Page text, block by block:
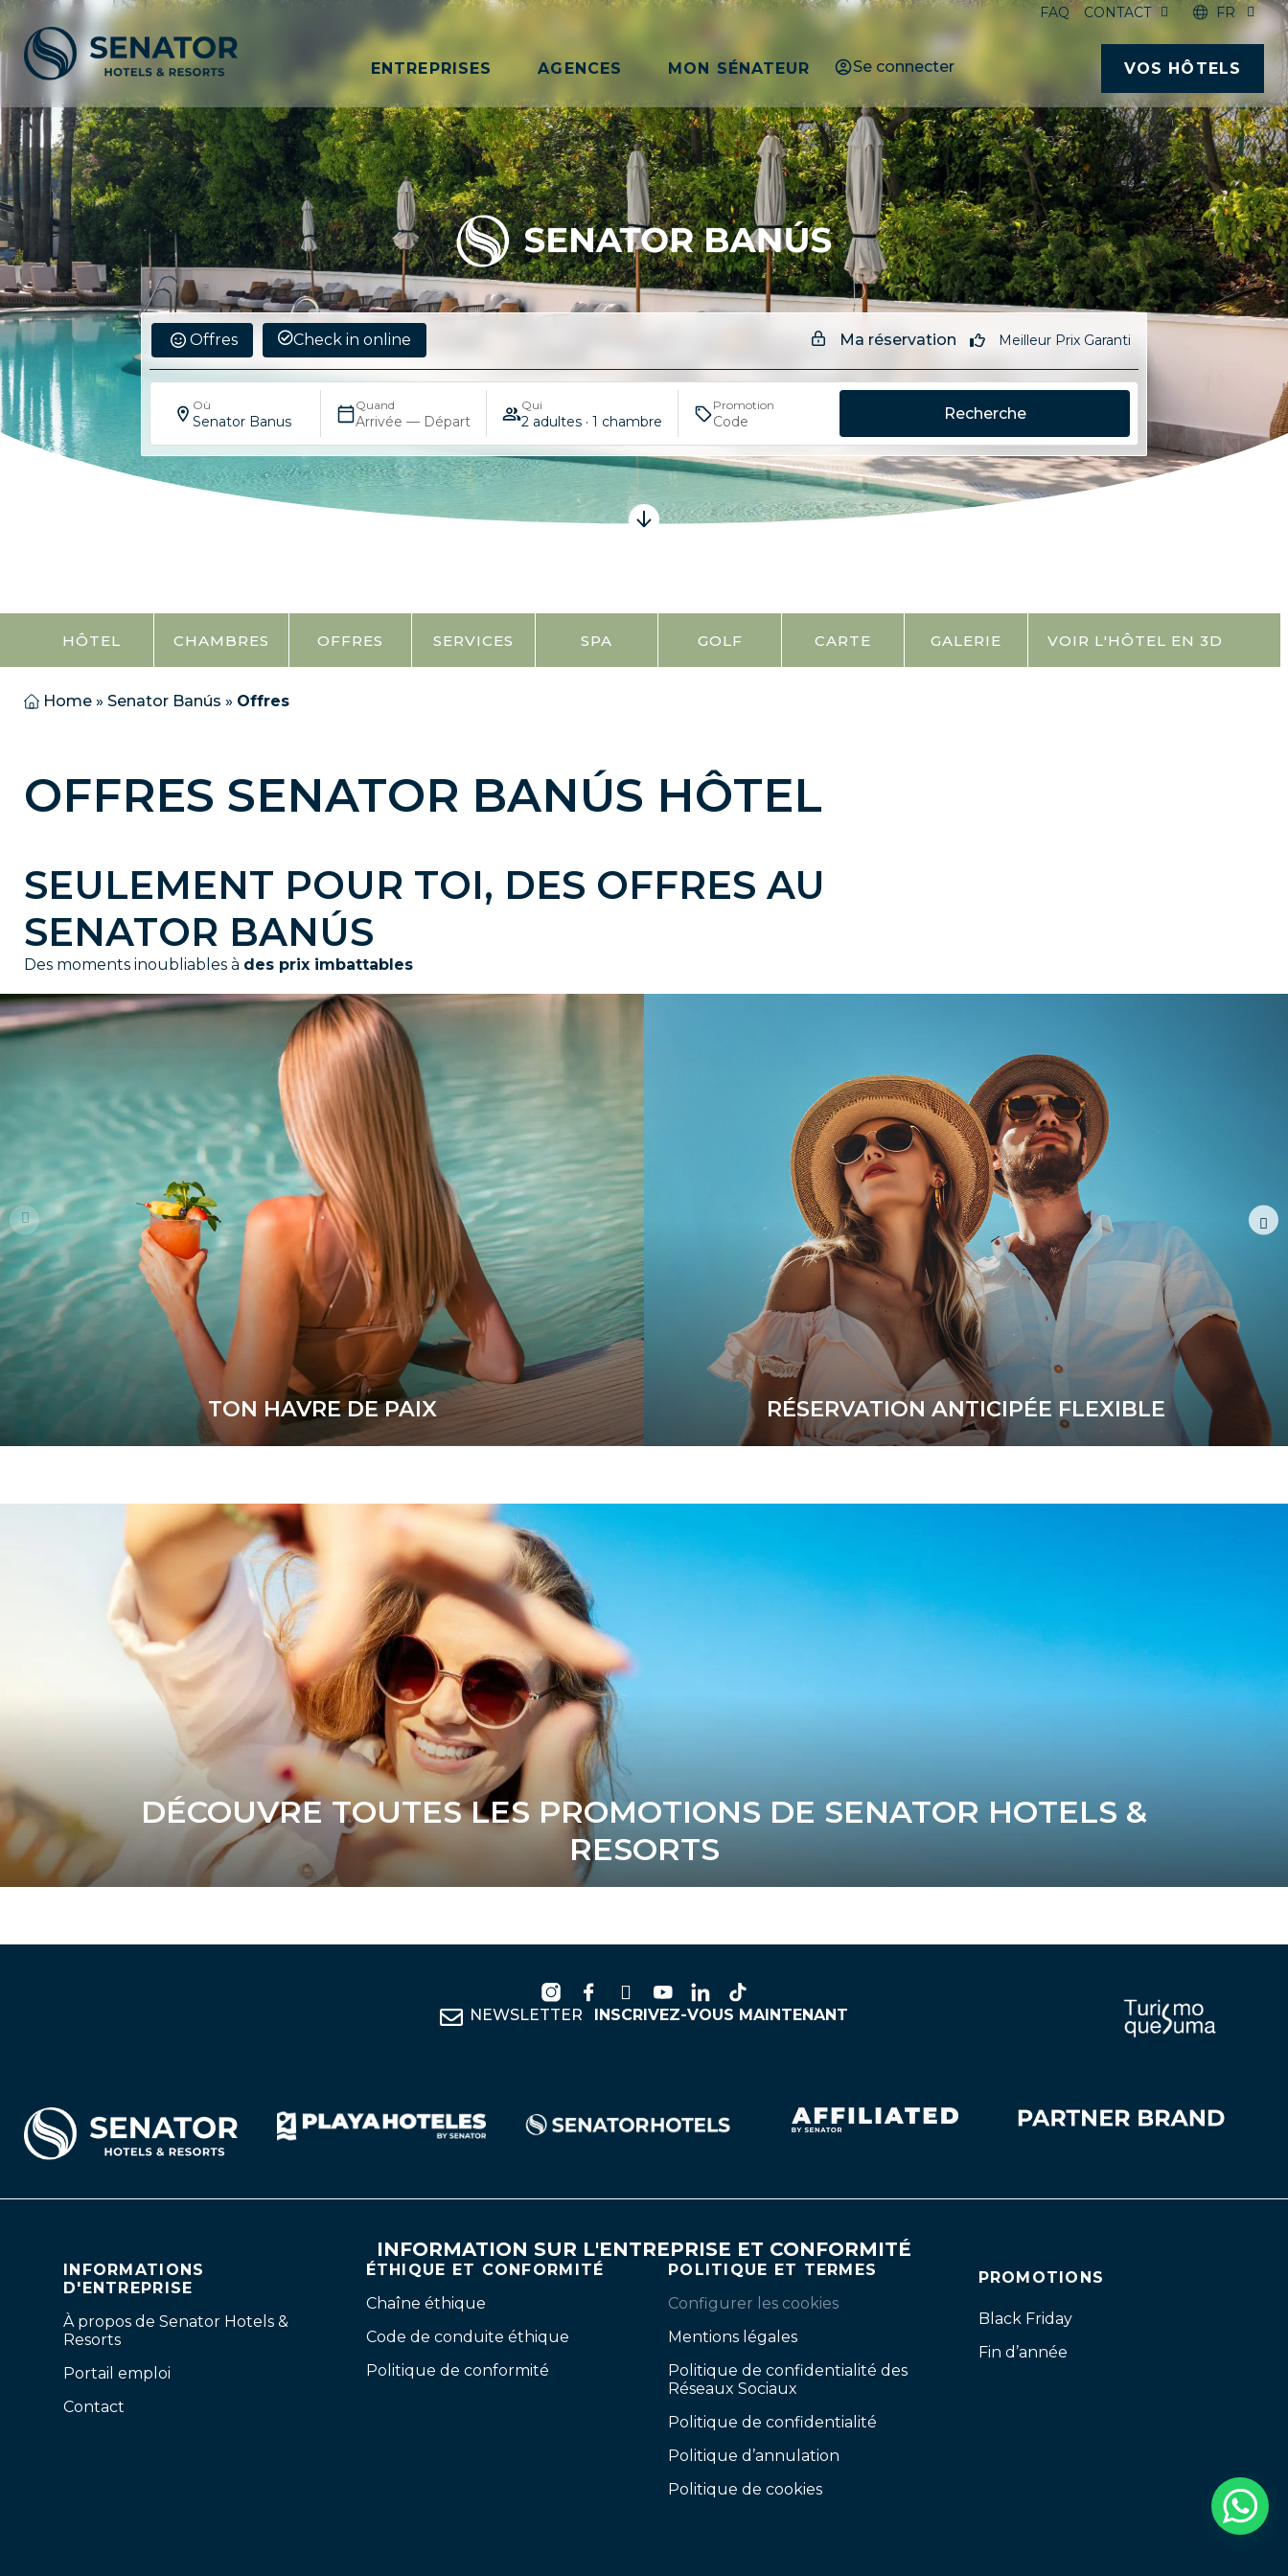
FAQ CONTACT FR
ENTREPRISES AGENCES MON SÉNATEUR Se connecter VOS HÔTELS
Offres Check in online Ma réservation Meilleur Prix Garanti
Où
Senator Banus
Quand
Arrivée — Départ
Qui
2 adultes · 1 chambre
Promotion Recherche
HÔTEL CHAMBRES OFFRES SERVICES SPA GOLF CARTE GALERIE VOIR L'HÔTEL EN 3D
Home » Senator Banús » Offres
OFFRES SENATOR BANÚS HÔTEL
SEULEMENT POUR TOI, DES OFFRES AU
SENATOR BANÚS
Des moments inoubliables à des prix imbattables
TON HAVRE DE PAIX
PLUS D'INFORMATION
RÉSERVATION ANTICIPÉE FLEXIBLE
PLUS D'INFORMATION
DÉCOUVRE TOUTES LES PROMOTIONS DE SENATOR HOTELS &
RESORTS
NEWSLETTER INSCRIVEZ-VOUS MAINTENANT
INFORMATION SUR L'ENTREPRISE ET CONFORMITÉ
INFORMATIONS
D'ENTREPRISE
À propos de Senator Hotels &
Resorts
Portail emploi
Contact
ÉTHIQUE ET CONFORMITÉ
Chaîne éthique
Code de conduite éthique
Politique de conformité
POLITIQUE ET TERMES
Configurer les cookies
Mentions légales
Politique de confidentialité des
Réseaux Sociaux
Politique de confidentialité
Politique d’annulation
Politique de cookies
PROMOTIONS
Black Friday
Fin d’année